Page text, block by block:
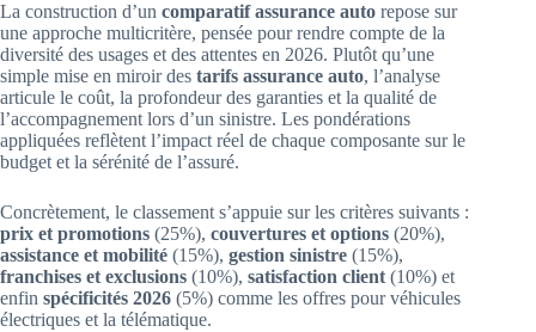
La construction d’un comparatif assurance auto repose sur
une approche multicritère, pensée pour rendre compte de la
diversité des usages et des attentes en 2026. Plutôt qu’une
simple mise en miroir des tarifs assurance auto, l’analyse
articule le coût, la profondeur des garanties et la qualité de
l’accompagnement lors d’un sinistre. Les pondérations
appliquées reflètent l’impact réel de chaque composante sur le
budget et la sérénité de l’assuré.
Concrètement, le classement s’appuie sur les critères suivants :
prix et promotions (25%), couvertures et options (20%),
assistance et mobilité (15%), gestion sinistre (15%),
franchises et exclusions (10%), satisfaction client (10%) et
enfin spécificités 2026 (5%) comme les offres pour véhicules
électriques et la télématique.